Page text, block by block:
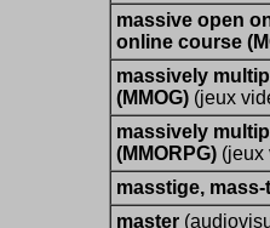
massive open
online course
massively
(MMOG) (jeux
massively
(MMORPG) (jeux
masstige, mass-
master